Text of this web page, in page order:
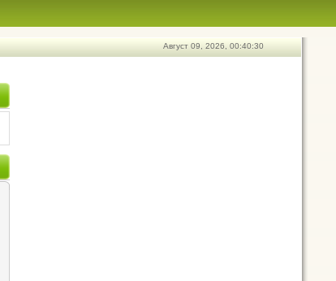
Август 09, 2026, 00:40:30